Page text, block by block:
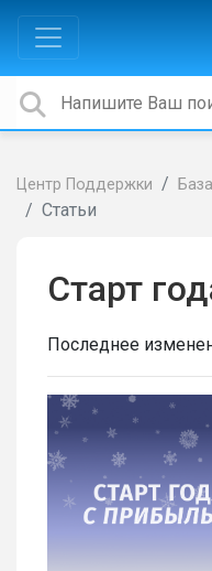
Центр Поддержки
Статьи
Старт
Последнее